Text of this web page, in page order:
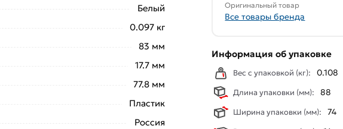
Белый
0.097 кг
83 мм
17.7 мм
77.8 мм
Пластик
Россия
Оригинальный товар
Все товары бренда
Информация об упаковке
Вес с упаковкой (кг): 0.108
Длина упаковки (мм): 88
Ширина упаковки (мм): 74